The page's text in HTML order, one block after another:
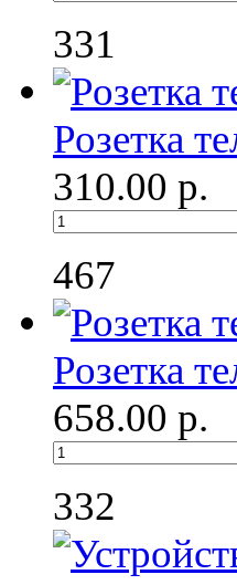
331
Розетка
310.00 р.
467
Розетка
658.00 р.
332